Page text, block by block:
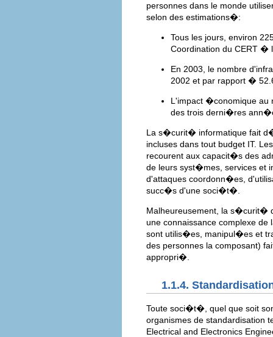
personnes dans le monde
selon des estimations�:
Tous les jours, environ
Coordination du CERT �
En 2003, le nombre
2002 et par rapport �
L'impact �conomique au
des trois derni�res
La s�curit� informatique fait
incluses dans tout budget IT.
recourent aux capacit�s des
de leurs syst�mes, services et
d'attaques coordonn�es,
succ�s d'une soci�t�.
Malheureusement, la s�curit�
une connaissance complexe
sont utilis�es, manipul�es et
des personnes la composant)
appropri�.
1.1.4.
Toute soci�t�, quel que soit
organismes de standardisation
Electrical and Electronics